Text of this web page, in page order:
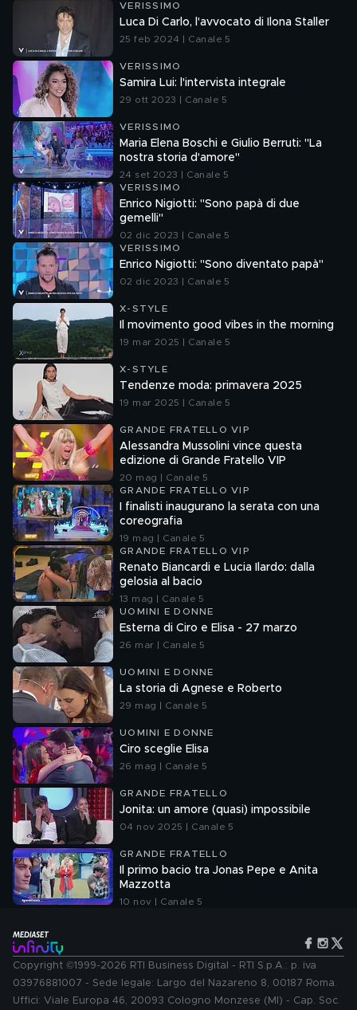
VERISSIMO
Luca Di Carlo, l'avvocato di Ilona Staller
25 feb 2024 | Canale 5
VERISSIMO
Samira Lui: l'intervista integrale
29 ott 2023 | Canale 5
VERISSIMO
Maria Elena Boschi e Giulio Berruti: "La
nostra storia d'amore"
24 set 2023 | Canale 5
VERISSIMO
Enrico Nigiotti: "Sono papà di due
gemelli"
02 dic 2023 | Canale 5
VERISSIMO
Enrico Nigiotti: "Sono diventato papà"
02 dic 2023 | Canale 5
X-STYLE
Il movimento good vibes in the morning
19 mar 2025 | Canale 5
X-STYLE
Tendenze moda: primavera 2025
19 mar 2025 | Canale 5
GRANDE FRATELLO VIP
Alessandra Mussolini vince questa
edizione di Grande Fratello VIP
20 mag | Canale 5
GRANDE FRATELLO VIP
I finalisti inaugurano la serata con una
coreografia
19 mag | Canale 5
GRANDE FRATELLO VIP
Renato Biancardi e Lucia Ilardo: dalla
gelosia al bacio
13 mag | Canale 5
UOMINI E DONNE
Esterna di Ciro e Elisa - 27 marzo
26 mar | Canale 5
UOMINI E DONNE
La storia di Agnese e Roberto
29 mag | Canale 5
UOMINI E DONNE
Ciro sceglie Elisa
26 mag | Canale 5
GRANDE FRATELLO
Jonita: un amore (quasi) impossibile
04 nov 2025 | Canale 5
GRANDE FRATELLO
Il primo bacio tra Jonas Pepe e Anita
Mazzotta
10 nov | Canale 5
Copyright ©1999-2026 RTI Business Digital - RTI S.p.A.: p. iva
03976881007 - Sede legale: Largo del Nazareno 8, 00187 Roma.
Uffici: Viale Europa 46, 20093 Cologno Monzese (MI) - Cap. Soc.